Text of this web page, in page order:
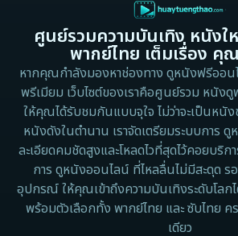
Detective สืบสวน
Disaster
Disney+
Documentary สารคดี
Documentary สารคดี
Drama ดราม่า
1983
1962
ศูนย์รวมความบันเทิง หนังใ
พากย์ไทย เต็มเรื่อง คุ
หากคุณกำลังมองหาช่องทาง ดูหนังฟรีออ
พรีเมียม เว็บไซต์ของเราคือศูนย์รวม หนัง
ให้คุณได้รับชมกันแบบจุใจ ไม่ว่าจะเป็นหนัง
หนังดังในตำนาน เราจัดเตรียมระบบการ
ละเอียดคมชัดสูงและโหลดไวที่สุดไว้คอยบริ
การ ดูหนังออนไลน์ ที่ไหลลื่นไม่มีสะดุด ร
อุปกรณ์ ให้คุณเข้าถึงความบันเทิงระดับโลก
พร้อมตัวเลือกทั้ง พากย์ไทย และ ซับไทย ค
เดียว